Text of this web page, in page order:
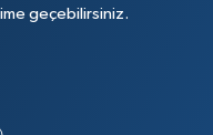
geçebilirsiniz.